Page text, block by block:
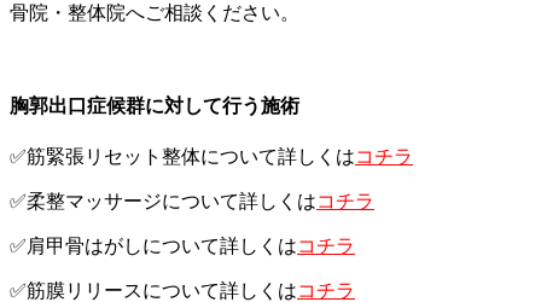
骨院・整体院へご相談ください。
胸郭出口症候群に対して行う施術
✅筋緊張リセット整体について詳しくはコチラ
✅柔整マッサージについて詳しくはコチラ
✅肩甲骨はがしについて詳しくはコチラ
✅筋膜リリースについて詳しくはコチラ